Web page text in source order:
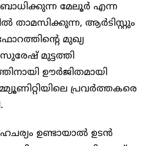
ബാധിക്കുന്ന മേലൂർ എന്ന
താമസിക്കുന്ന, ആർടിസ്റ്റും
മുഖ്യ
മുട്ടത്തി
ഊർജിതമായി
പ്രവർത്തകരെ
ഉണ്ടായാൽ ഉടൻ